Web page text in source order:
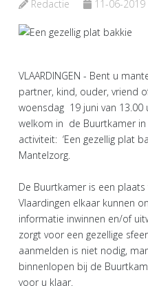
Redactie 11-06-2019
VLAARDINGEN - Bent u
partner, kind, ouder, vriend
woensdag 19 juni van
welkom in de Buurtkamer
activiteit: ‘Een gezellig plat
Mantelzorg.
De Buurtkamer is een
Vlaardingen elkaar kunnen
informatie inwinnen en/of
zorgt voor een gezellige
aanmelden is niet nodig,
binnenlopen bij de
voor u klaar.